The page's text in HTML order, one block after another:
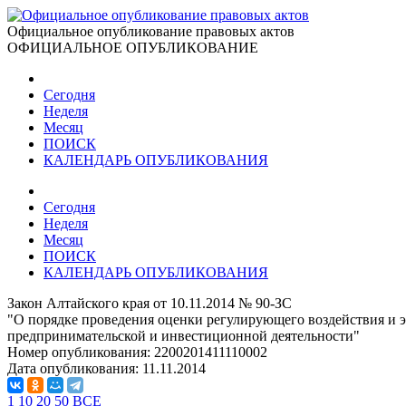
Официальное опубликование правовых актов
ОФИЦИАЛЬНОЕ ОПУБЛИКОВАНИЕ
Сегодня
Неделя
Месяц
ПОИСК
КАЛЕНДАРЬ ОПУБЛИКОВАНИЯ
Сегодня
Неделя
Месяц
ПОИСК
КАЛЕНДАРЬ ОПУБЛИКОВАНИЯ
Закон Алтайского края от 10.11.2014 № 90-ЗС
"О порядке проведения оценки регулирующего воздействия
предпринимательской и инвестиционной деятельности"
Номер опубликования: 2200201411110002
Дата опубликования: 11.11.2014
1 10 20 50 ВСЕ